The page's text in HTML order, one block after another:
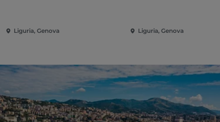
Liguria, Genova Liguria, Genova